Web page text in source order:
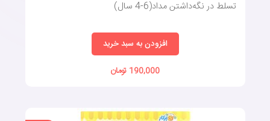
خرید کتاب تقویت هوش کودکان یکی از بهترین سرمایه‌گذاری‌هایی
کتاب‌ها با ساختاری علمی و سرگرم‌کننده، به تقویت ویژگی‌های شناختی و
ذهنی کودکان کمک می‌کنند و آن‌ها را برای چالش‌های آینده آماده
می‌کنند. کتاب‌های هوش کودکان شامل فعالیت‌ها و بازی‌هایی هستند که
فضایی، شناخت اعداد و احساسات می‌پردازند و باعث می‌شوند کودکان
تسلط در نگه‌داشتن مداد(6-4 سال)
افزودن به سبد خرید
190,000 تومان